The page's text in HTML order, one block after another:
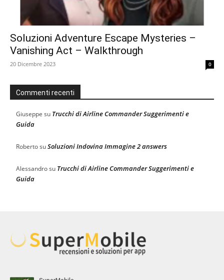
Soluzioni Adventure Escape Mysteries –
Vanishing Act – Walkthrough
20 Dicembre 2023 0
Commenti recenti
Giuseppe su Trucchi di Airline Commander Suggerimenti e
Guida
RobertosuSoluzioni Indovina Immagine 2 answers
Alessandrosu Trucchi di Airline Commander Suggerimenti e
Guida